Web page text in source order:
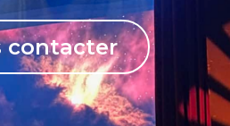
contacter